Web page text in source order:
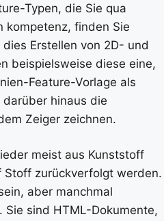
Typen, die Sie qua
kompetenz, finden Sie
Erstellen von 2D- und
beispielsweise diese eine,
Feature-Vorlage als
hinaus die
Zeiger zeichnen.
meist aus Kunststoff
zurückverfolgt werden.
aber manchmal
sind HTML-Dokumente,